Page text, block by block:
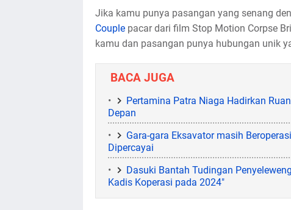
Jika kamu punya pasangan yang senang
Couplepacar dari film Stop Motion Corpse
kamu dan pasangan punya hubungan unik
BACA JUGA
Pertamina Patra Niaga Hadirkan
Depan
Gara-gara Eksavator masih
Dipercayai
Dasuki Bantah Tudingan
Kadis Koperasi pada 2024"